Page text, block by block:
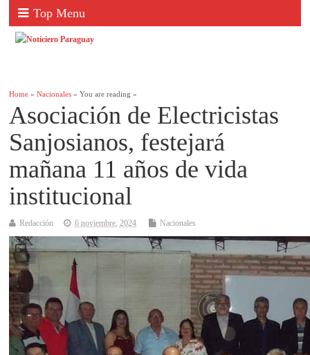
Top Menu
Home »Nacionales » You are reading »
Asociación de Electricistas
Sanjosianos, festejará
mañana 11 años de vida
institucional
Redacción 6 noviembre, 2024 Nacionales